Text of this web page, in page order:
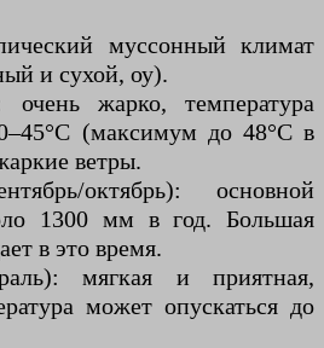
муссонный климат
и сухой, оу).
жарко, температура
(максимум до 48°C в
ветры.
октябрь): основной
1300 мм в год. Большая
в это время.
мягкая и приятная,
может опускаться до